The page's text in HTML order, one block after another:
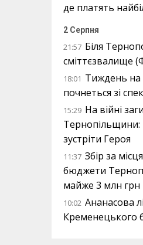
де платять
2 Серпня
21:57 Біля
сміттєзвалище
18:01 Тиждень на
почнеться зі
15:29 На війні
Тернопільщини:
зустріти Героя
11:37 Збір за
бюджети
майже 3 млн грн
10:02 Ананасова
Кременецького